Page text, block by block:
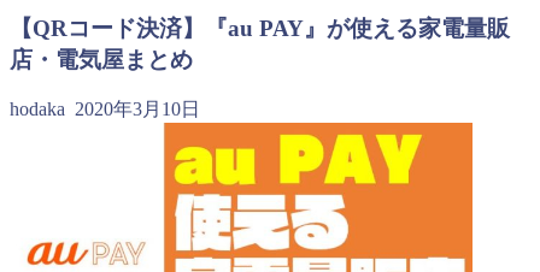
【QRコード決済】『au PAY』が使える家電量販
店・電気屋まとめ
hodaka 2020年3月10日